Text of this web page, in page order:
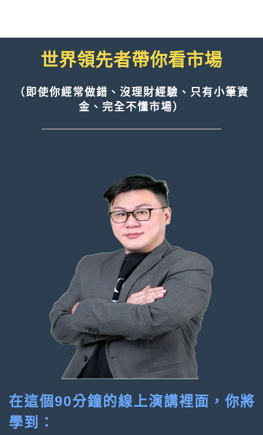
世界領先者帶你看市場
（即使你經常做錯、沒理財經驗、只有小筆資
金、完全不懂市場）
在這個90分鐘的線上演講裡面，你將
學到：